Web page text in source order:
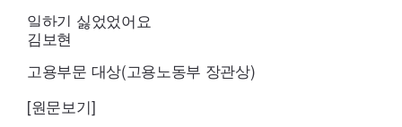
일하기 싫었었어요
김보현
고용부문 대상(고용노동부 장관상)
[원문보기]